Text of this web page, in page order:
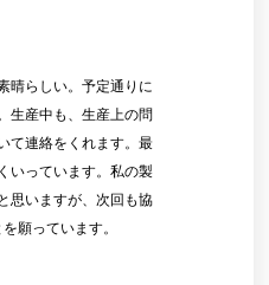
晴らしい。予定通りに
生産中も、生産上の問
て連絡をくれます。最
いっています。私の製
思いますが、次回も協
願っています。